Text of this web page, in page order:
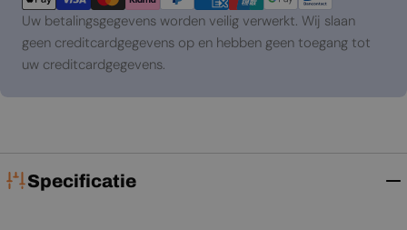
Uw betalingsgegevens worden veilig verwerkt. Wij slaan
geen creditcardgegevens op en hebben geen toegang tot
uw creditcardgegevens.
Specificatie